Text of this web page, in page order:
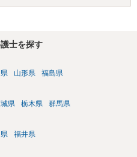
士を探す
山形県 福島県
県 栃木県 群馬県
福井県